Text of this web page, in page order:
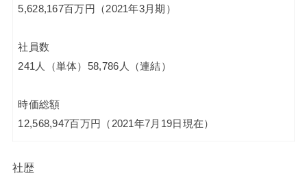
5,628,167百万円（2021年3月期）
社員数
241人（単体）58,786人（連結）
時価総額
12,568,947百万円（2021年7月19日現在）
社歴